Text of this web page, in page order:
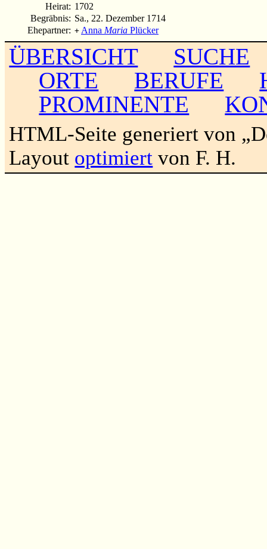
Heirat: 1702
Begräbnis: Sa., 22. Dezember 1714
Ehepartner: + Anna Maria Plücker
ÜBERSICHT
SUCHE
ORTE
BERUFE
PROMINENTE
HTML-Seite generiert von
Layout optimiert von F. H.